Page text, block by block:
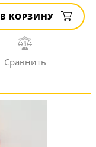
В КОРЗИНУ